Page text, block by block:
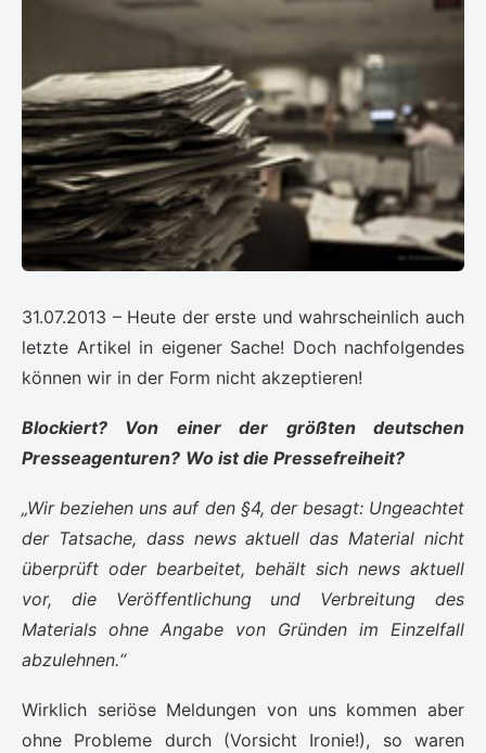
31.07.2013 – Heute der erste und wahrscheinlich auch
letzte Artikel in eigener Sache! Doch nachfolgendes
können wir in der Form nicht akzeptieren!
Blockiert? Von einer der größten deutschen
Presseagenturen? Wo ist die Pressefreiheit?
„Wir beziehen uns auf den §4, der besagt: Ungeachtet
der Tatsache, dass news aktuell das Material nicht
überprüft oder bearbeitet, behält sich news aktuell
vor, die Veröffentlichung und Verbreitung des
Materials ohne Angabe von Gründen im Einzelfall
abzulehnen.“
Wirklich seriöse Meldungen von uns kommen aber
ohne Probleme durch (Vorsicht Ironie!), so waren